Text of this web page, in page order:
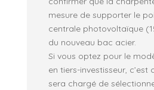
mesure de supporter le
centrale photovoltaïque
du nouveau bac acier.
Si vous optez pour le
en tiers-investisseur, c’est
sera chargé de